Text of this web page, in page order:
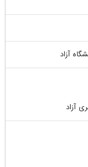
آزاد
آزاد